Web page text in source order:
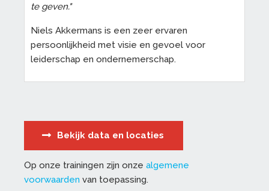
te geven."
Niels Akkermans is een zeer ervaren
persoonlijkheid met visie en gevoel voor
leiderschap en ondernemerschap.
Bekijk data en locaties
Op onze trainingen zijn onze algemene
voorwaarden van toepassing.